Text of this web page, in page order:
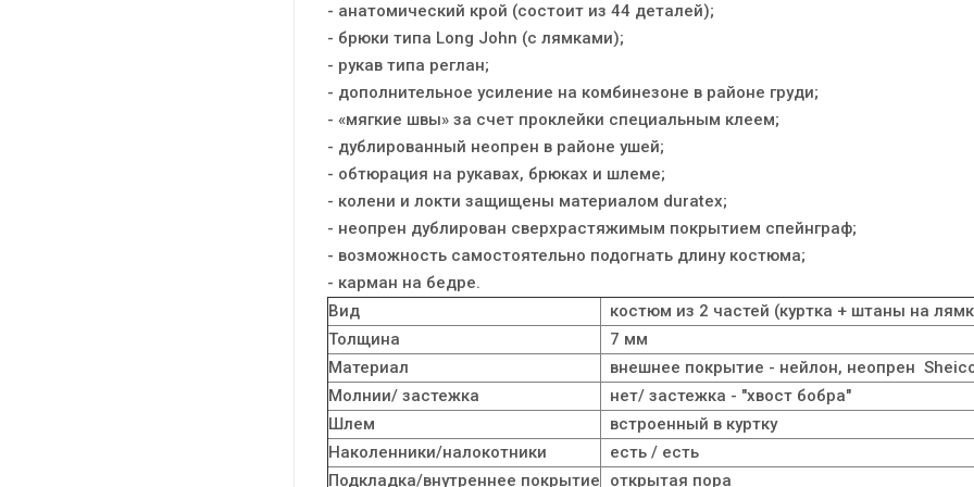
- анатомический крой (состоит из 44 деталей);
- брюки типа Long John (с лямками);
- рукав типа реглан;
- дополнительное усиление на комбинезоне в районе груди;
- «мягкие швы» за счет проклейки специальным клеем;
- дублированный неопрен в районе ушей;
- обтюрация на рукавах, брюках и шлеме;
- колени и локти защищены материалом duratex;
- неопрен дублирован сверхрастяжимым покрытием спейнграф;
- возможность самостоятельно подогнать длину костюма;
- карман на бедре.
Вид
костюм из 2 частей (куртка + штаны на
Толщина
7 мм
Материал
внешнее покрытие - нейлон, неопрен
Молнии/ застежка
нет/ застежка - "хвост бобра"
Шлем
встроенный в куртку
Наколенники/налокотники
есть / есть
Подкладка/внутреннее покрытие
открытая пора